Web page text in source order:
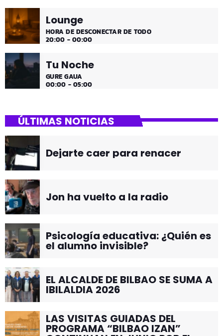
Lounge
HORA DE DESCONECTAR DE TODO
20:00 - 00:00
Tu Noche
GURE GAUA
00:00 - 05:00
ÚLTIMAS NOTICIAS
Dejarte caer para renacer
Jon ha vuelto a la radio
Psicología educativa: ¿Quién es
el alumno invisible?
EL ALCALDE DE BILBAO SE SUMA A
IBILALDIA 2026
LAS VISITAS GUIADAS DEL
PROGRAMA “BILBAO IZAN”